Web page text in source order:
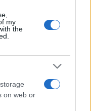
my
the
on web or
aziendali ti